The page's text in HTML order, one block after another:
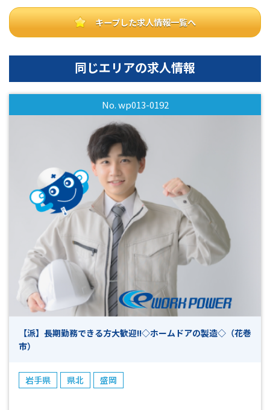
キープした求人情報一覧へ
同じエリアの求人情報
No. wp013-0192
【派】長期勤務できる方大歓迎!!◇ホームドアの製造◇（花巻
市）
岩手県 県北 盛岡